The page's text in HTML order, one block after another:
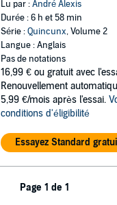
Lu par :André Alexis
Durée : 6 h et 58 min
Série :Quincunx, Volume 2
Langue : Anglais
Pas de notations
16,99 € ou gratuit avec
Renouvellement
5,99 €/mois après l'essai.
conditions d'éligibilité
Essayez Standard
Page 1 de 1